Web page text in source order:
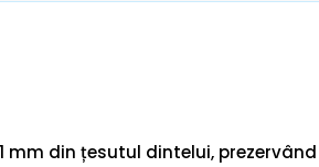
mm din țesutul dintelui,